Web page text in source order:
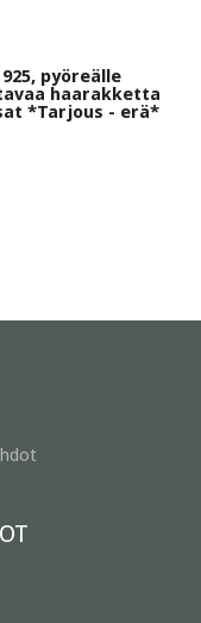
pyöreälle
haarakketta
*Tarjous - erä*